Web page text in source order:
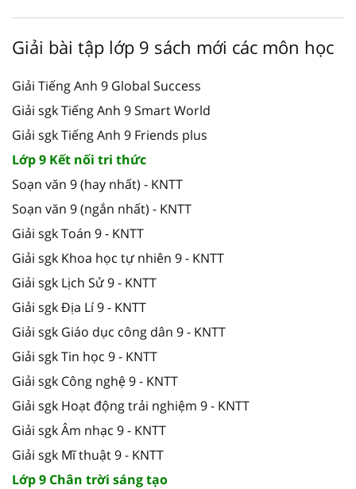
Giải bài tập lớp 9 sách mới các môn học
Giải Tiếng Anh 9 Global Success
Giải sgk Tiếng Anh 9 Smart World
Giải sgk Tiếng Anh 9 Friends plus
Lớp 9 Kết nối tri thức
Soạn văn 9 (hay nhất) - KNTT
Soạn văn 9 (ngắn nhất) - KNTT
Giải sgk Toán 9 - KNTT
Giải sgk Khoa học tự nhiên 9 - KNTT
Giải sgk Lịch Sử 9 - KNTT
Giải sgk Địa Lí 9 - KNTT
Giải sgk Giáo dục công dân 9 - KNTT
Giải sgk Tin học 9 - KNTT
Giải sgk Công nghệ 9 - KNTT
Giải sgk Hoạt động trải nghiệm 9 - KNTT
Giải sgk Âm nhạc 9 - KNTT
Giải sgk Mĩ thuật 9 - KNTT
Lớp 9 Chân trời sáng tạo